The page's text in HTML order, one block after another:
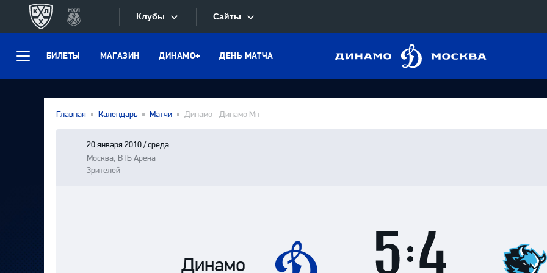
Клубы
Конференция «Запад»
Спартак
Динамо М
Конференция «Восток»
Адмирал
Сайты
Видеотрансляции
Приложение КХЛ
БИЛЕТЫ МАГАЗИН ДИНАМО+ ДЕНЬ МАТЧА
Динамо
Главная Календарь Матчи Динамо - Динамо Мн
20 января 2010 / среда
Москва, ВТБ Арена
Зрителей
матча
5
4
Динамо